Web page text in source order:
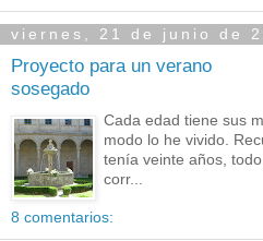
viernes, 21 de junio de
Proyecto para un verano
sosegado
Cada edad tiene sus
modo lo he vivido.
tenía veinte años,
corr...
8 comentarios: